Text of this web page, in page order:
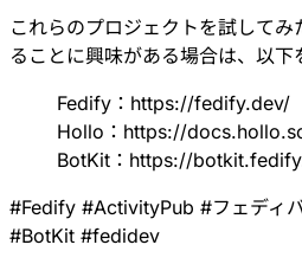
これらのプロジェクトを試して
ることに興味がある場合は、以下
Fedify： https://fedify.dev/
Hollo： https://
BotKit： https://
#Fedify #ActivityPub #フェディ
#BotKit #fedidev